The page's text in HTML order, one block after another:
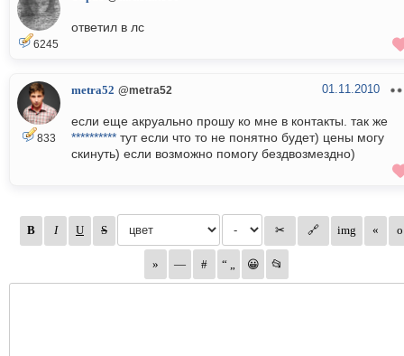
6245
ответил в лс
833
metra52 @metra52 01.11.2010
если еще акруально прошу ко мне в контакты. так же
********** тут если что то не понятно будет) цены могу
скинуть) если возможно помогу бездвозмездно)